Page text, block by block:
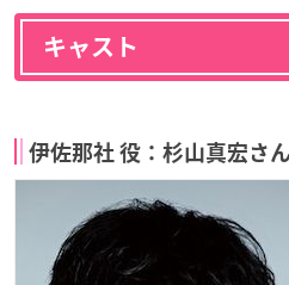
キャスト
伊佐那社 役：杉山真宏さん